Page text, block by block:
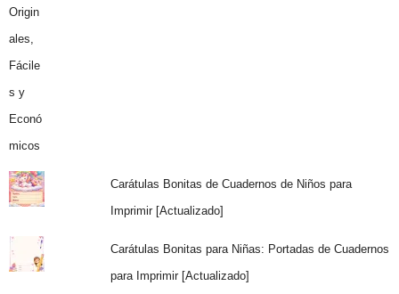
Carátulas Bonitas de Cuadernos de Niños para
Imprimir [Actualizado]
Carátulas Bonitas para Niñas: Portadas de Cuadernos
para Imprimir [Actualizado]